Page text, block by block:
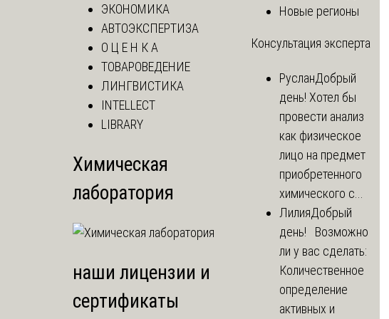
ЭКОНОМИКА
АВТОЭКСПЕРТИЗА
О Ц Е Н К А
ТОВАРОВЕДЕНИЕ
ЛИНГВИСТИКА
INTELLECT
LIBRARY
Химическая
лаборатория
наши лицензии и
сертификаты
Новые регионы
Консультация эксперта
РусланДобрый
день! Хотел бы
провести анализ
как физическое
лицо на предмет
приобретенного
химического с...
ЛилияДобрый
день! Возможно
ли у вас сделать:
Количественное
определение
активных и